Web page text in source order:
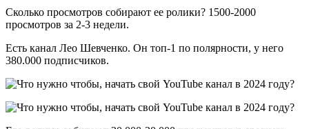
Сколько просмотров собирают ее ролики? 1500-2000
просмотров за 2-3 недели.
Есть канал Лео Шевченко. Он топ-1 по полярности, у него
380.000 подписчиков.